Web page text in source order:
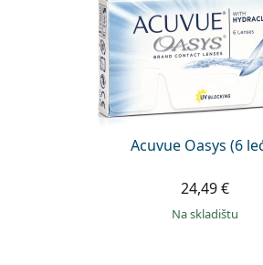
Acuvue Oasys (6
24,49 €
na skladištu